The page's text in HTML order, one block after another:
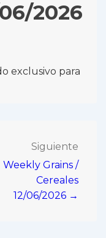
2026
exclusivo para
Siguiente
Weekly Grains /
Cereales
12/06/2026 →